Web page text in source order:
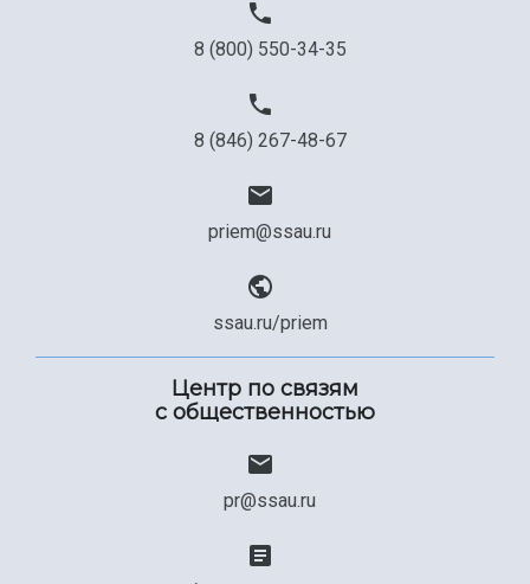
8 (800) 550-34-35
8 (846) 267-48-67
priem@ssau.ru
ssau.ru/priem
Центр по связям
с общественностью
pr@ssau.ru